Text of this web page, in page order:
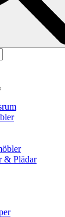
& Plädar